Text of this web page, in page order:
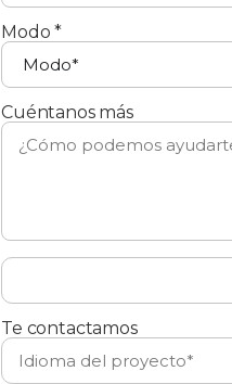
Modo *
Cuéntanos más
Te contactamos